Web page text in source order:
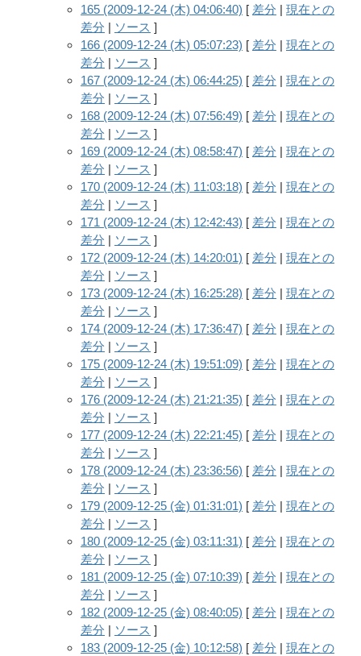
165 (2009-12-24 (木) 04:06:40) [ 差分 | 現在との
差分 | ソース ]
166 (2009-12-24 (木) 05:07:23) [ 差分 | 現在との
差分 | ソース ]
167 (2009-12-24 (木) 06:44:25) [ 差分 | 現在との
差分 | ソース ]
168 (2009-12-24 (木) 07:56:49) [ 差分 | 現在との
差分 | ソース ]
169 (2009-12-24 (木) 08:58:47) [ 差分 | 現在との
差分 | ソース ]
170 (2009-12-24 (木) 11:03:18) [ 差分 | 現在との
差分 | ソース ]
171 (2009-12-24 (木) 12:42:43) [ 差分 | 現在との
差分 | ソース ]
172 (2009-12-24 (木) 14:20:01) [ 差分 | 現在との
差分 | ソース ]
173 (2009-12-24 (木) 16:25:28) [ 差分 | 現在との
差分 | ソース ]
174 (2009-12-24 (木) 17:36:47) [ 差分 | 現在との
差分 | ソース ]
175 (2009-12-24 (木) 19:51:09) [ 差分 | 現在との
差分 | ソース ]
176 (2009-12-24 (木) 21:21:35) [ 差分 | 現在との
差分 | ソース ]
177 (2009-12-24 (木) 22:21:45) [ 差分 | 現在との
差分 | ソース ]
178 (2009-12-24 (木) 23:36:56) [ 差分 | 現在との
差分 | ソース ]
179 (2009-12-25 (金) 01:31:01) [ 差分 | 現在との
差分 | ソース ]
180 (2009-12-25 (金) 03:11:31) [ 差分 | 現在との
差分 | ソース ]
181 (2009-12-25 (金) 07:10:39) [ 差分 | 現在との
差分 | ソース ]
182 (2009-12-25 (金) 08:40:05) [ 差分 | 現在との
差分 | ソース ]
183 (2009-12-25 (金) 10:12:58) [ 差分 | 現在との